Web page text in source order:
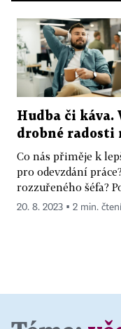
Hudba či káva.
drobné radosti
Co nás přiměje k
pro odevzdání
rozzuřeného šéfa?
20. 8. 2023 ▪ 2 min. čtení